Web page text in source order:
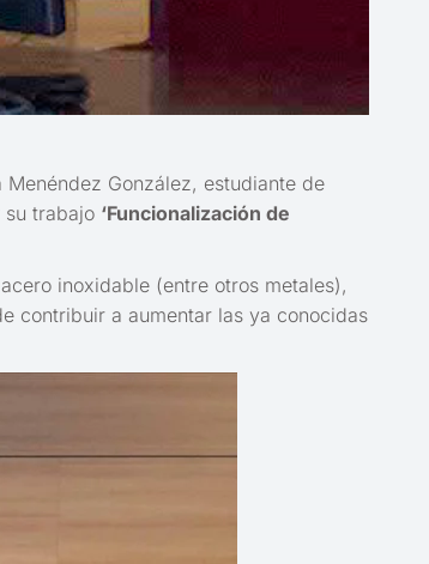
González, estudiante de
su trabajo ‘Funcionalización de
inoxidable (entre otros metales),
contribuir a aumentar las ya conocidas